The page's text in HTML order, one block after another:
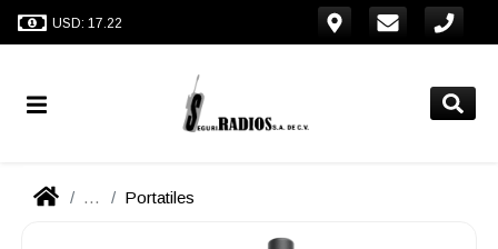
USD: 17.22
... Portatiles